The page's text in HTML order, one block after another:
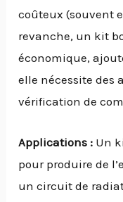
coûteux (souvent
revanche, un kit
économique,
elle nécessite des
vérification de
Applications : Un
pour produire de
un circuit de